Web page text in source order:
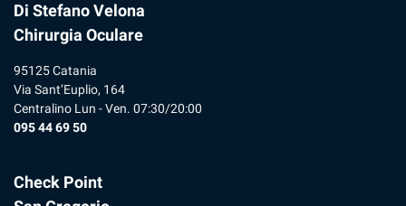
Di Stefano Velona
Chirurgia Oculare
95125 Catania
Via Sant’Euplio, 164
Centralino Lun - Ven. 07:30/20:00
095 44 69 50
Check Point